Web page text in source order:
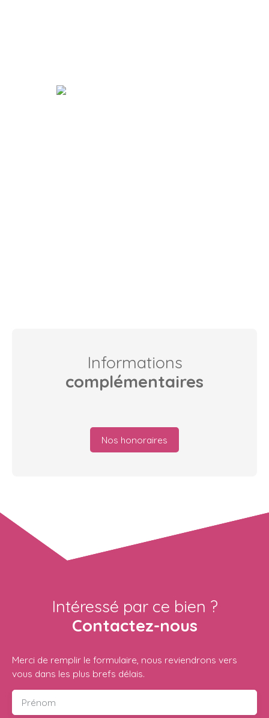
Informations
complémentaires
Nos honoraires
Intéressé par ce bien ?
Contactez-nous
Merci de remplir le formulaire, nous reviendrons vers
vous dans les plus brefs délais.
Prénom